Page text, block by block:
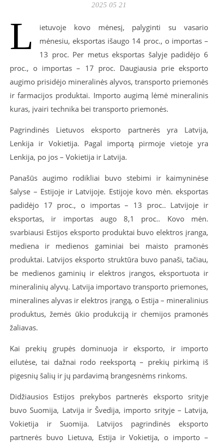
2025 05 21
L
ietuvoje kovo mėnesį, palyginti su vasario
mėnesiu, eksportas išaugo 14 proc., o importas –
13 proc. Per metus eksportas šalyje padidėjo 6
proc., o importas – 17 proc. Daugiausia prie eksporto
augimo prisidėjo mineralinės alyvos, transporto priemonės
ir farmacijos produktai. Importo augimą lėmė mineralinis
kuras, įvairi technika bei transporto priemonės.
Pagrindinės Lietuvos eksporto partnerės yra Latvija,
Lenkija ir Vokietija. Pagal importą pirmoje vietoje yra
Lenkija, po jos – Vokietija ir Latvija.
Panašūs augimo rodikliai buvo stebimi ir kaimyninėse
šalyse – Estijoje ir Latvijoje. Estijoje kovo mėn. eksportas
padidėjo 17 proc., o importas – 13 proc.. Latvijoje ir
eksportas, ir importas augo 8,1 proc.. Kovo mėn.
svarbiausi Estijos eksporto produktai buvo elektros įranga,
mediena ir medienos gaminiai bei maisto pramonės
produktai. Latvijos eksporto struktūra buvo panaši, tačiau,
be medienos gaminių ir elektros įrangos, eksportuota ir
mineralinių alyvų. Latvija importavo transporto priemones,
mineralines alyvas ir elektros įrangą, o Estija – mineralinius
produktus, žemės ūkio produkciją ir chemijos pramonės
žaliavas.
Kai prekių grupės dominuoja ir eksporto, ir importo
eilutėse, tai dažnai rodo reeksportą – prekių pirkimą iš
pigesnių šalių ir jų pardavimą brangesnėms rinkoms.
Didžiausios Estijos prekybos partnerės eksporto srityje
buvo Suomija, Latvija ir Švedija, importo srityje – Latvija,
Vokietija ir Suomija. Latvijos pagrindinės eksporto
partnerės buvo Lietuva, Estija ir Vokietija, o importo –